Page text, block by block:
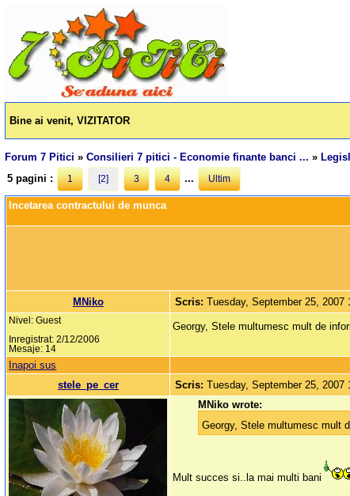
Bine ai venit, VIZITATOR
Forum 7 Pitici »Consilieri 7 pitici - Economie finante banci ... »
5 pagini :
1 [2] 3 4 ... Ultim
Incetarea contractului de munca
MNiko Scris:Tuesday, September 25, 2007
Nivel: Guest
Inregistrat: 2/12/2006
Mesaje: 14
Georgy, Stele multumesc mult de
Inapoi sus
stele_pe_cer
Scris:Tuesday, September 25, 2007
MNiko wrote:
Georgy, Stele multumesc mult
Mult succes si..la mai multi bani